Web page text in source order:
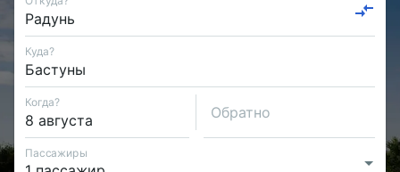
Куда?
Когда?
Обратно
Пассажиры